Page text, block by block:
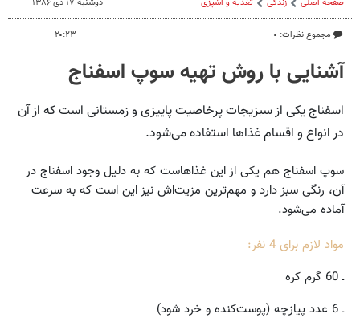
صفحه اصلی زندگی تغذیه و آشپزی
مجموع نظرات: ۰
دوشنبه ۱۷ دی ۱۳۸۶ -
۲۰:۲۳
آشنایی با روش تهیه سوپ اسفناج
اسفناج یکی از سبزیجات پرخاصیت پاییزی و زمستانی است که از آن
در انواع و اقسام غذاها استفاده می‌شود.
سوپ اسفناج هم یکی از این غذاهاست که به دلیل وجود اسفناج در
آن، رنگی سبز دارد و مهم‌ترین مزیت‌اش نیز این است که به سرعت
آماده می‌شود.
مواد لازم برای 4 نفر:
ـ 60 گرم کره
ـ 6 عدد پیازچه (پوست‌کنده و خرد شود)